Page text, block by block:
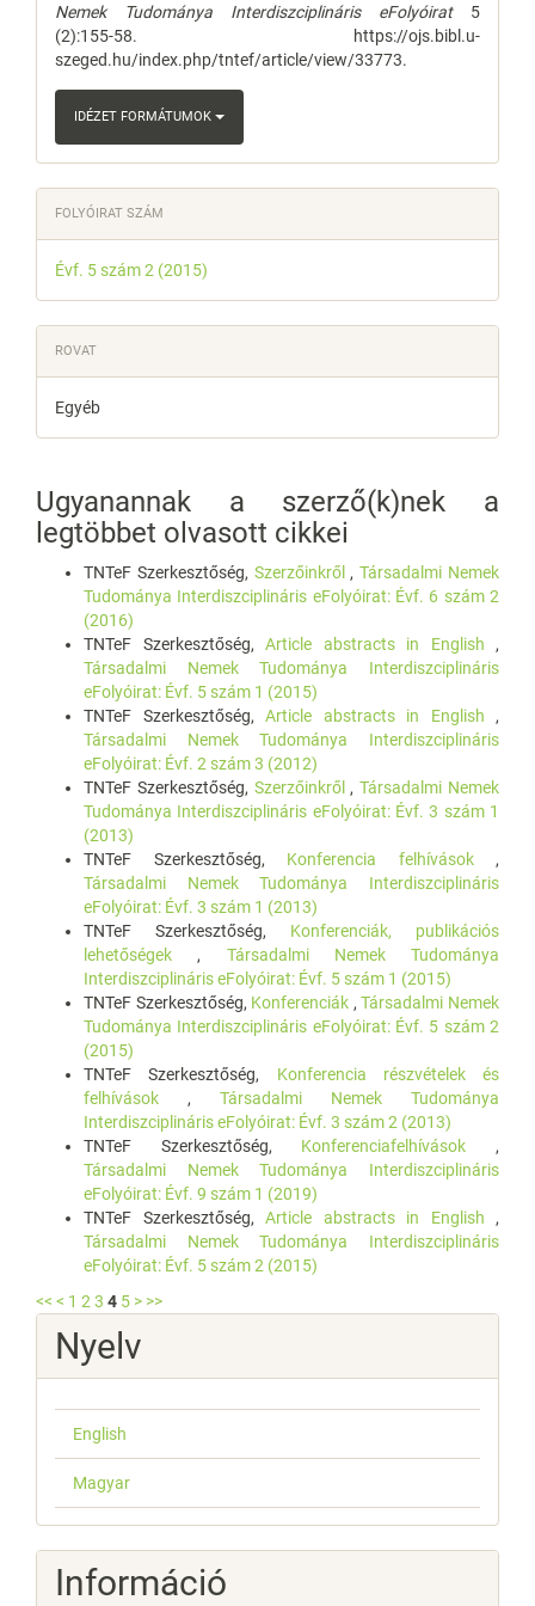
Nemek Tudománya Interdiszciplináris eFolyóirat5
(2):155-58. https://ojs.bibl.u-
szeged.hu/index.php/tntef/article/view/33773.
IDÉZET FORMÁTUMOK
FOLYÓIRAT SZÁM
Évf. 5 szám 2 (2015)
ROVAT
Egyéb
Ugyanannak a szerző(k)nek a
legtöbbet olvasott cikkei
TNTeF Szerkesztőség, Szerzőinkről ,Társadalmi Nemek
Tudománya Interdiszciplináris eFolyóirat: Évf. 6 szám 2
(2016)
TNTeF Szerkesztőség, Article abstracts in English ,
Társadalmi Nemek Tudománya Interdiszciplináris
eFolyóirat: Évf. 5 szám 1 (2015)
TNTeF Szerkesztőség, Article abstracts in English ,
Társadalmi Nemek Tudománya Interdiszciplináris
eFolyóirat: Évf. 2 szám 3 (2012)
TNTeF Szerkesztőség, Szerzőinkről ,Társadalmi Nemek
Tudománya Interdiszciplináris eFolyóirat: Évf. 3 szám 1
(2013)
TNTeF Szerkesztőség, Konferencia felhívások ,
Társadalmi Nemek Tudománya Interdiszciplináris
eFolyóirat: Évf. 3 szám 1 (2013)
TNTeF Szerkesztőség, Konferenciák, publikációs
lehetőségek , Társadalmi Nemek Tudománya
Interdiszciplináris eFolyóirat: Évf. 5 szám 1 (2015)
TNTeF Szerkesztőség, Konferenciák ,Társadalmi Nemek
Tudománya Interdiszciplináris eFolyóirat: Évf. 5 szám 2
(2015)
TNTeF Szerkesztőség, Konferencia részvételek és
felhívások , Társadalmi Nemek Tudománya
Interdiszciplináris eFolyóirat: Évf. 3 szám 2 (2013)
TNTeF Szerkesztőség, Konferenciafelhívások ,
Társadalmi Nemek Tudománya Interdiszciplináris
eFolyóirat: Évf. 9 szám 1 (2019)
TNTeF Szerkesztőség, Article abstracts in English ,
Társadalmi Nemek Tudománya Interdiszciplináris
eFolyóirat: Évf. 5 szám 2 (2015)
<< < 1 2 3 4 5 > >>
Nyelv
English
Magyar
Információ